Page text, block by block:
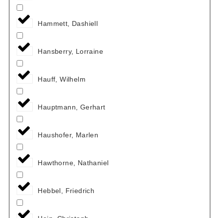
Hammett, Dashiell
Hansberry, Lorraine
Hauff, Wilhelm
Hauptmann, Gerhart
Haushofer, Marlen
Hawthorne, Nathaniel
Hebbel, Friedrich